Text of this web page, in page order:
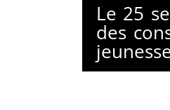
Le 25
des